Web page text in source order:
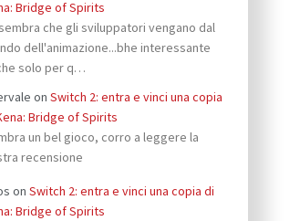
Bridge of Spirits
che gli sviluppatori vengano dal
dell'animazione...bhe interessante
solo per q…
on Switch 2: entra e vinci una copia
Bridge of Spirits
un bel gioco, corro a leggere la
recensione
on Switch 2: entra e vinci una copia di
Bridge of Spirits